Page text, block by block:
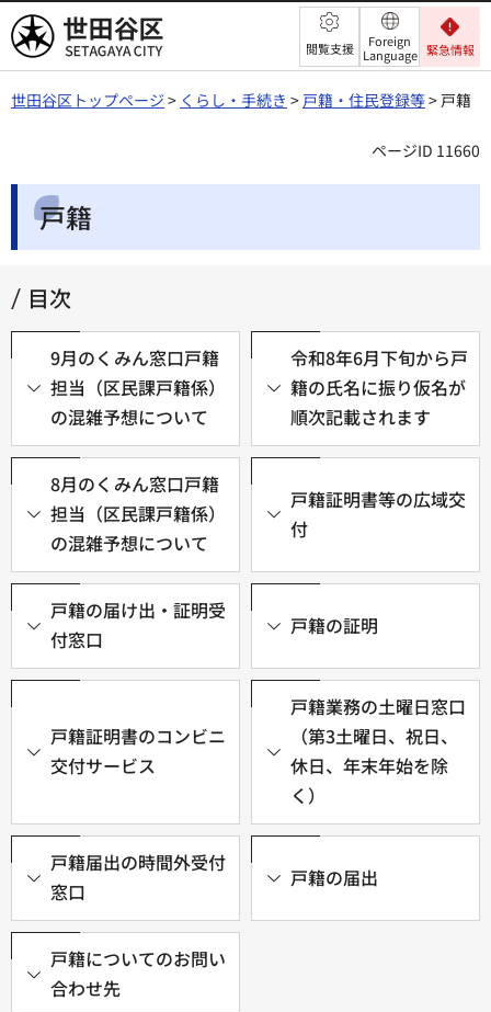
世田谷区 閲覧支援
Foreign
Language 緊急情報
世田谷区トップページ > くらし・手続き > 戸籍・住民登録等> 戸籍
ページID 11660
戸籍
目次
9月のくみん窓口戸籍
担当（区民課戸籍係）
の混雑予想について
令和8年6月下旬から戸
籍の氏名に振り仮名が
順次記載されます
8月のくみん窓口戸籍
担当（区民課戸籍係）
の混雑予想について
戸籍証明書等の広域交
付
戸籍の届け出・証明受
付窓口
戸籍の証明
戸籍証明書のコンビニ
交付サービス
戸籍業務の土曜日窓口
（第3土曜日、祝日、
休日、年末年始を除
く）
戸籍届出の時間外受付
窓口
戸籍の届出
戸籍についてのお問い
合わせ先